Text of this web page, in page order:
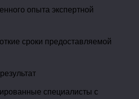
опыта экспертной
сроки предоставляемой
специалисты с